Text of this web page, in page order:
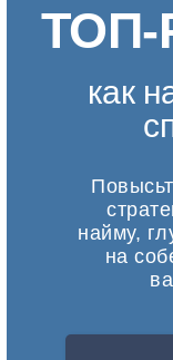
ТОП-
найму,
на
как